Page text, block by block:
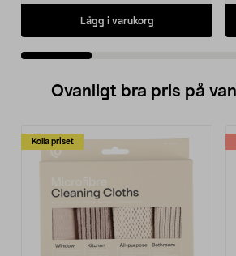
Lägg i varukorg
Ovanligt bra pris på
Kolla priset